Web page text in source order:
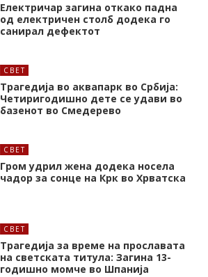
Електричар загина откако падна
од електричен столб додека го
санирал дефектот
СВЕТ
Трагедија во аквапарк во Србија:
Четиригодишно дете се удави во
базенот во Смедерево
СВЕТ
Гром удрил жена додека носела
чадор за сонце на Крк во Хрватска
СВЕТ
Трагедија за време на прославата
на светската титула: Загина 13-
годишно момче во Шпанија